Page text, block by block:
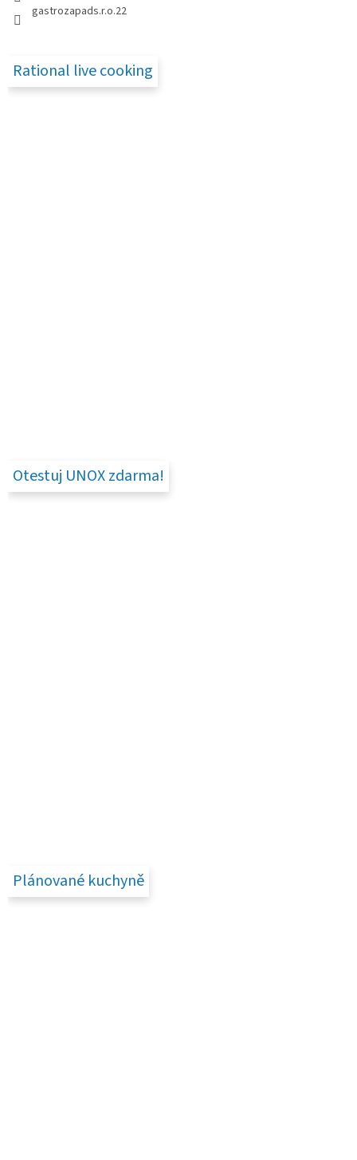
gastrozapads.r.o.22
Rational live cooking
Otestuj UNOX zdarma!
Plánované kuchyně